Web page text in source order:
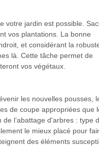
votre jardin est possible.
vos plantations. La bonne
et considérant la
là. Cette tâche permet de
vos végétaux.
les nouvelles pousses,
de coupe appropriées que
l’abattage d'arbres : type
le mieux placé pour
des éléments